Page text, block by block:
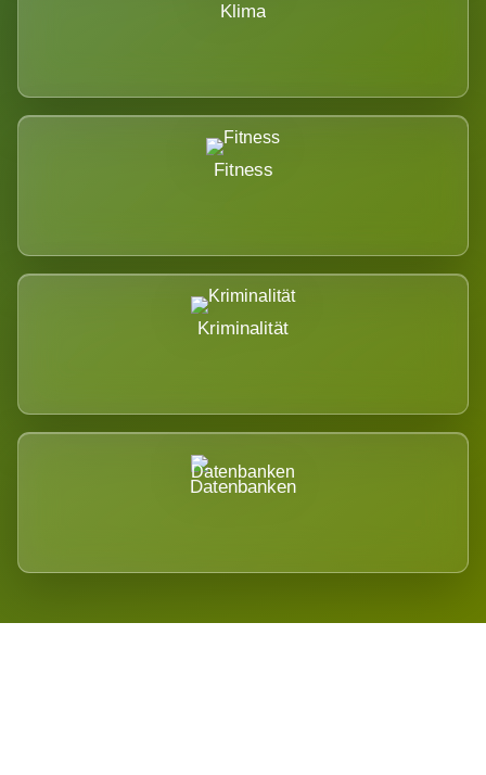
Klima
Fitness
Kriminalität
Datenbanken